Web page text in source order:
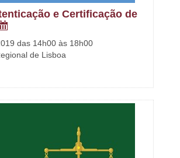
e Certificação de
das 14h00 às 18h00
de Lisboa